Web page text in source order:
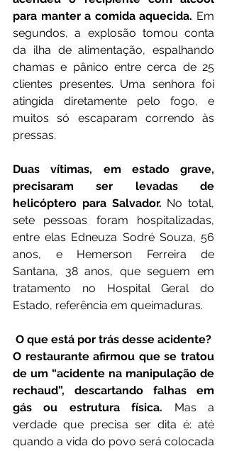
para manter a comida aquecida. Em
segundos, a explosão tomou conta
da ilha de alimentação, espalhando
chamas e pânico entre cerca de 25
clientes presentes. Uma senhora foi
atingida diretamente pelo fogo, e
muitos só escaparam correndo às
pressas.
Duas vítimas, em estado grave,
precisaram ser levadas de
helicóptero para Salvador. No total,
sete pessoas foram hospitalizadas,
entre elas Edneuza Sodré Souza, 56
anos, e Hemerson Ferreira de
Santana, 38 anos, que seguem em
tratamento no Hospital Geral do
Estado, referência em queimaduras.
O que está por trás desse acidente?
O restaurante afirmou que se tratou
de um “acidente na manipulação de
rechaud”, descartando falhas em
gás ou estrutura física. Mas a
verdade que precisa ser dita é: até
quando a vida do povo será colocada